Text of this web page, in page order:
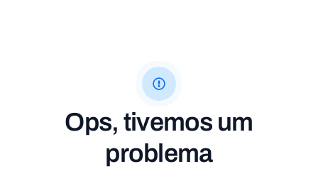
Ops, tivemos um
problema